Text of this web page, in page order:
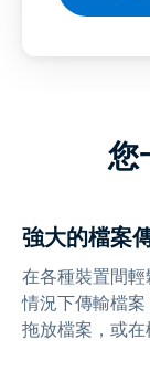
您
強大的檔案
在各種裝置間
情況下傳輸檔
拖放檔案，或在